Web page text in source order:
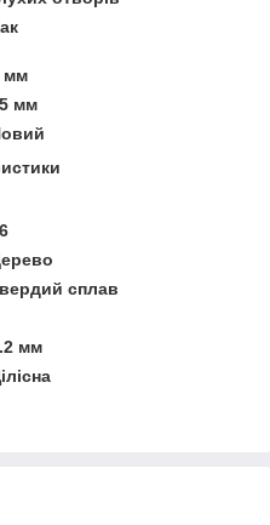
мм
мм
сплав
мм